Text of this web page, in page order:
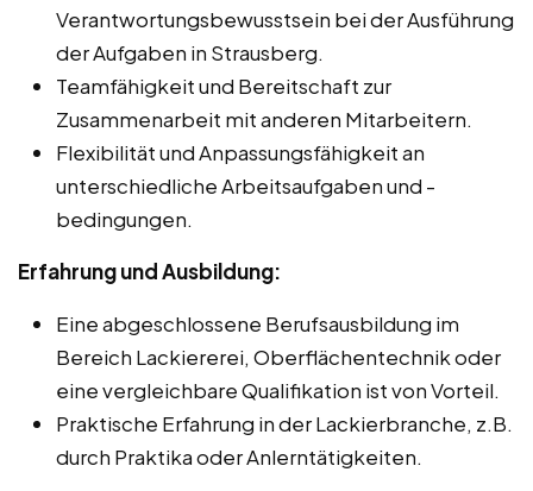
Verantwortungsbewusstsein bei der Ausführung
der Aufgaben in Strausberg.
Teamfähigkeit und Bereitschaft zur
Zusammenarbeit mit anderen Mitarbeitern.
Flexibilität und Anpassungsfähigkeit an
unterschiedliche Arbeitsaufgaben und -
bedingungen.
Erfahrung und Ausbildung:
Eine abgeschlossene Berufsausbildung im
Bereich Lackiererei, Oberflächentechnik oder
eine vergleichbare Qualifikation ist von Vorteil.
Praktische Erfahrung in der Lackierbranche, z.B.
durch Praktika oder Anlerntätigkeiten.